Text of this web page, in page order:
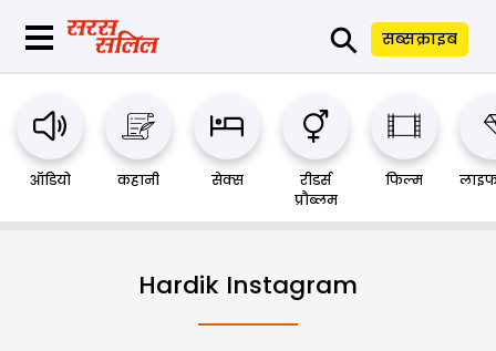
⚲ सब्सक्राइब
ऑडियो कहानी सेक्स
रीडर्स
प्रौब्लम
फिल्म
Hardik Instagram